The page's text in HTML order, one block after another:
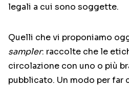
legali a cui sono soggette.
Quelli che vi proponiamo
sampler: raccolte che le
circolazione con uno o più
pubblicato. Un modo per far